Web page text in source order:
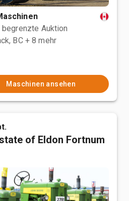
Auktion
BC + 8 mehr
Maschinen ansehen
of Eldon Fortnum